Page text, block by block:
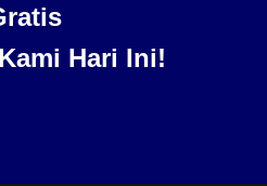
Hari Ini!